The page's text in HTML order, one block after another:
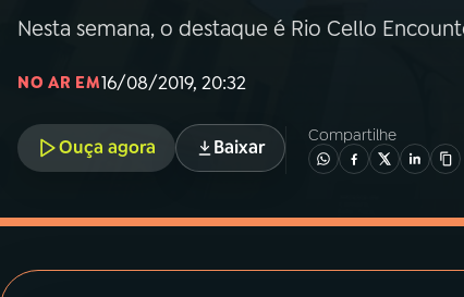
04PROGRAMAS
Nesta semana, o destaque é Rio Cello
NO AR EM16/08/2019, 20:32
Ouça agora Baixar
Compartilhe